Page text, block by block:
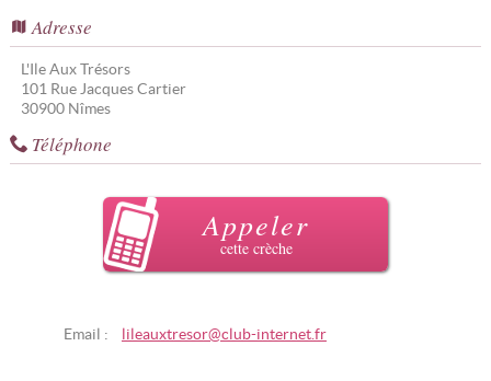
Adresse
L'Ile Aux Trésors
101 Rue Jacques Cartier
30900 Nîmes
Téléphone
Appeler
cette crèche
Email : lileauxtresor@club-internet.fr